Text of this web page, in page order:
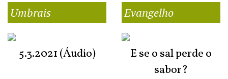
Umbrais
5.3.2021 (Áudio)
Evangelho
E se o sal perde o
sabor?